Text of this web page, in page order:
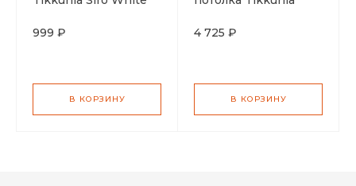
белоснежная АР 0,9л
999 ₽
В КОРЗИНУ
глубокоматовая
4 725 ₽
В КОРЗИНУ